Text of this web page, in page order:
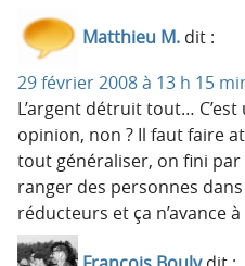
Matthieu M. dit :
29 février 2008 à 13 h 15
L’argent détruit tout…
opinion, non ? Il faut faire
tout généraliser, on fini
ranger des personnes dans
réducteurs et ça n’avance